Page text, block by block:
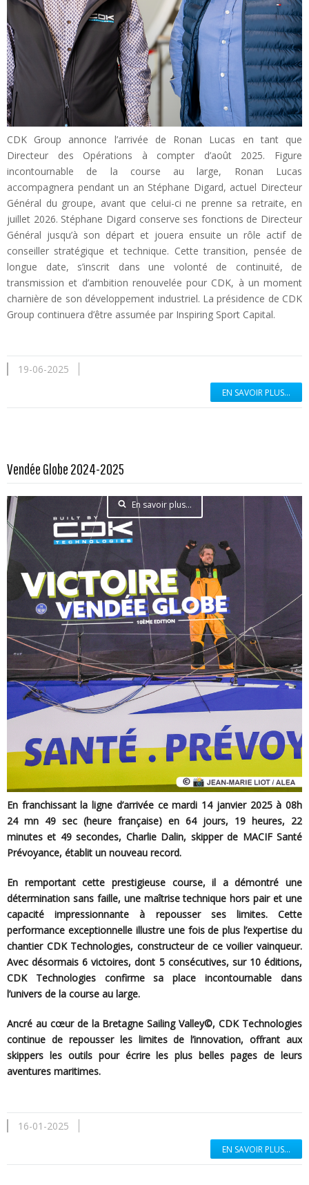
CDK Group annonce l’arrivée de Ronan Lucas en tant que
Directeur des Opérations à compter d’août 2025. Figure
incontournable de la course au large, Ronan Lucas
accompagnera pendant un an Stéphane Digard, actuel Directeur
Général du groupe, avant que celui-ci ne prenne sa retraite, en
juillet 2026. Stéphane Digard conserve ses fonctions de Directeur
Général jusqu’à son départ et jouera ensuite un rôle actif de
conseiller stratégique et technique. Cette transition, pensée de
longue date, s’inscrit dans une volonté de continuité, de
transmission et d’ambition renouvelée pour CDK, à un moment
charnière de son développement industriel. La présidence de CDK
Group continuera d’être assumée par Inspiring Sport Capital.
19-06-2025
EN SAVOIR PLUS...
Vendée Globe 2024-2025
En savoir plus...
En franchissant la ligne d’arrivée ce mardi 14 janvier 2025 à 08h
24 mn 49 sec (heure française) en 64 jours, 19 heures, 22
minutes et 49 secondes, Charlie Dalin, skipper de MACIF Santé
Prévoyance, établit un nouveau record.
En remportant cette prestigieuse course, il a démontré une
détermination sans faille, une maîtrise technique hors pair et une
capacité impressionnante à repousser ses limites. Cette
performance exceptionnelle illustre une fois de plus l’expertise du
chantier CDK Technologies, constructeur de ce voilier vainqueur.
Avec désormais 6 victoires, dont 5 consécutives, sur 10 éditions,
CDK Technologies confirme sa place incontournable dans
l’univers de la course au large.
Ancré au cœur de la Bretagne Sailing Valley©, CDK Technologies
continue de repousser les limites de l’innovation, offrant aux
skippers les outils pour écrire les plus belles pages de leurs
aventures maritimes.
16-01-2025
EN SAVOIR PLUS...